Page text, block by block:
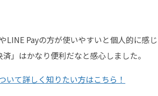
LINE Payの方が使いやすいと個人的に感
」はかなり便利だなと感心しました。
て詳しく知りたい方はこちら！